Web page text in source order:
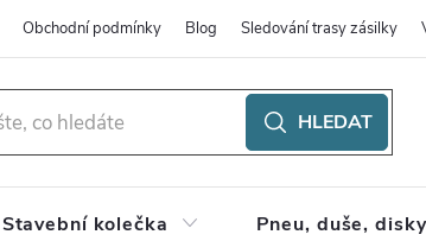
Obchodní podmínky Blog Sledování trasy zásilky
HLEDAT
Stavební kolečka Pneu, duše, disky